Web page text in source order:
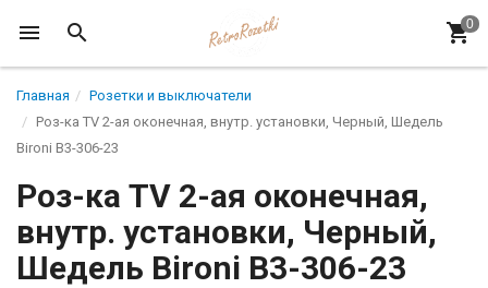
Главная
Розетки и выключатели
Роз-ка TV 2-ая оконечная, внутр. установки, Черный, Шедель
Bironi B3-306-23
Роз-ка TV 2-ая оконечная,
внутр. установки, Черный,
Шедель Bironi B3-306-23